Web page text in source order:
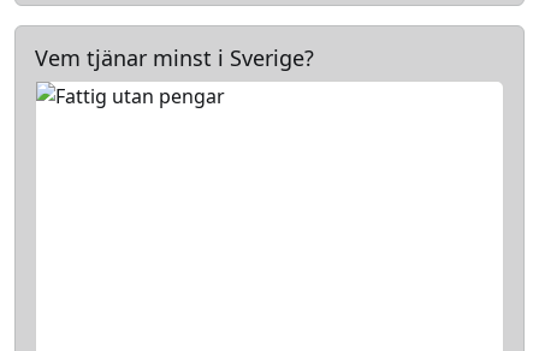
Vem tjänar minst i Sverige?